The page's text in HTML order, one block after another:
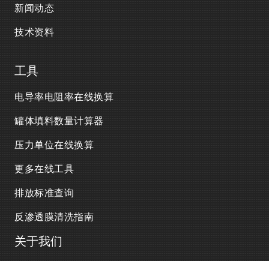
新闻动态
技术资料
工具
电导率电阻率在线换算
罐体填料数量计算器
压力单位在线换算
更多在线工具
排放标准查询
反渗透膜清洗指南
关于我们